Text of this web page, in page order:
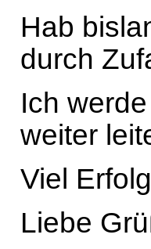
Hab
durch
Ich
weiter
Viel
Liebe